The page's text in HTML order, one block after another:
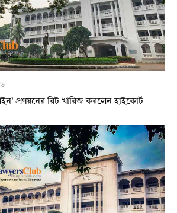
প্রণয়নের রিট খারিজ করলেন হাইকোর্ট